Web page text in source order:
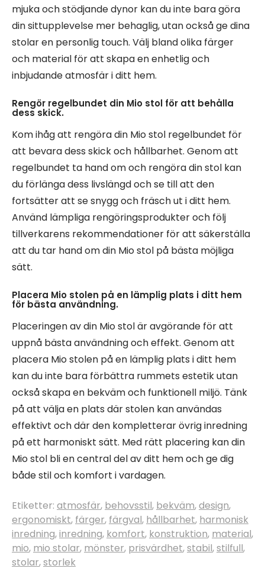
mjuka och stödjande dynor kan du inte bara göra
din sittupplevelse mer behaglig, utan också ge dina
stolar en personlig touch. Välj bland olika färger
och material för att skapa en enhetlig och
inbjudande atmosfär i ditt hem.
Rengör regelbundet din Mio stol för att behålla
dess skick.
Kom ihåg att rengöra din Mio stol regelbundet för
att bevara dess skick och hållbarhet. Genom att
regelbundet ta hand om och rengöra din stol kan
du förlänga dess livslängd och se till att den
fortsätter att se snygg och fräsch ut i ditt hem.
Använd lämpliga rengöringsprodukter och följ
tillverkarens rekommendationer för att säkerställa
att du tar hand om din Mio stol på bästa möjliga
sätt.
Placera Mio stolen på en lämplig plats i ditt hem
för bästa användning.
Placeringen av din Mio stol är avgörande för att
uppnå bästa användning och effekt. Genom att
placera Mio stolen på en lämplig plats i ditt hem
kan du inte bara förbättra rummets estetik utan
också skapa en bekväm och funktionell miljö. Tänk
på att välja en plats där stolen kan användas
effektivt och där den kompletterar övrig inredning
på ett harmoniskt sätt. Med rätt placering kan din
Mio stol bli en central del av ditt hem och ge dig
både stil och komfort i vardagen.
Etiketter: atmosfär, behovsstil, bekväm,design,
ergonomiskt, färger, färgval, hållbarhet, harmonisk
inredning,inredning, komfort, konstruktion, material,
mio, mio stolar, mönster, prisvärdhet,stabil,stilfull,
stolar,storlek